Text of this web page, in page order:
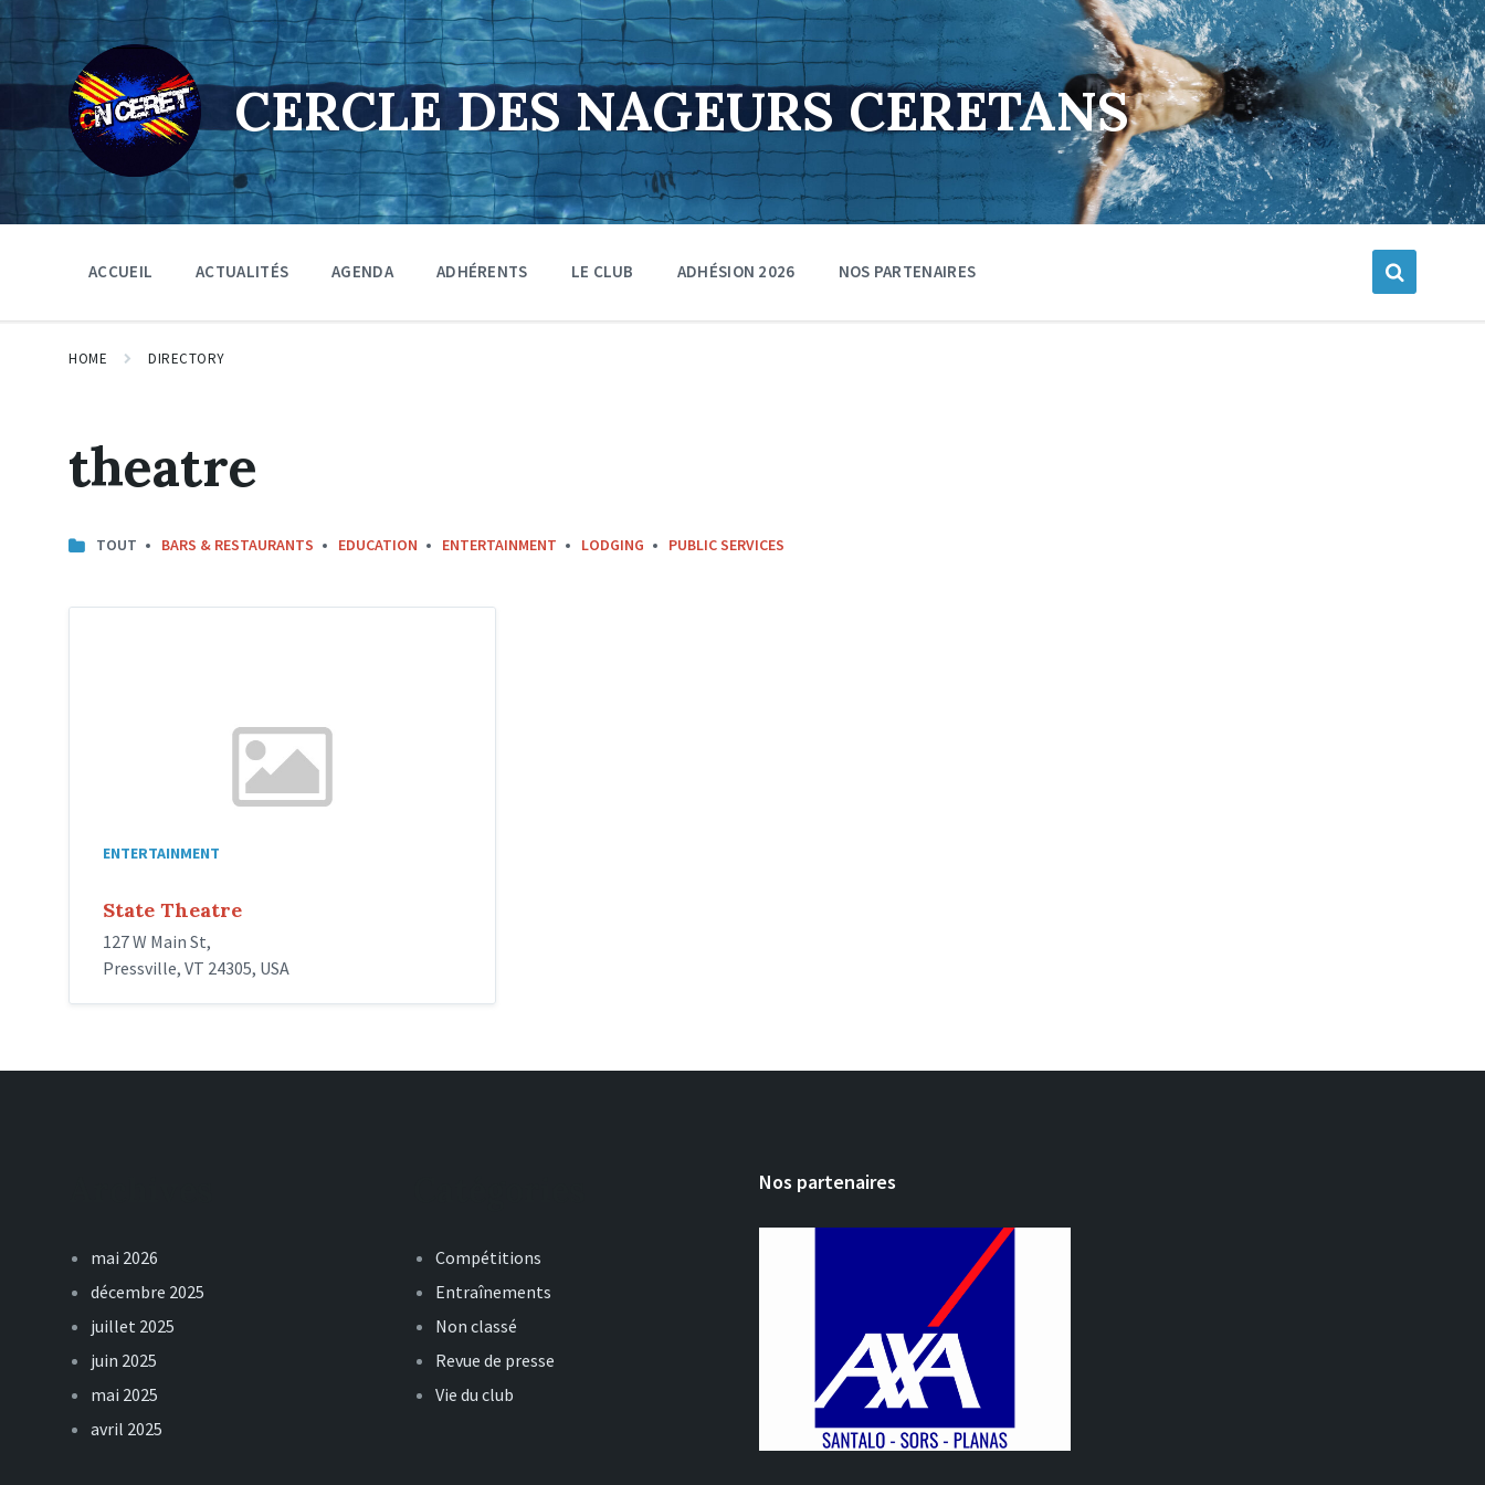
to
content
to
navigation
to
footer
CERCLE DES NAGEURS CERETANS
ACCUEIL ACTUALITÉS AGENDA ADHÉRENTS LE CLUB ADHÉSION 2026 NOS PARTENAIRES
HOME DIRECTORY
theatre
TOUT BARS & RESTAURANTS EDUCATION ENTERTAINMENT LODGING PUBLIC SERVICES
ENTERTAINMENT
State Theatre
127 W Main St,
Pressville, VT 24305, USA
mai 2026
décembre 2025
juillet 2025
juin 2025
mai 2025
avril 2025
Compétitions
Entraînements
Non classé
Revue de presse
Vie du club
Nos partenaires